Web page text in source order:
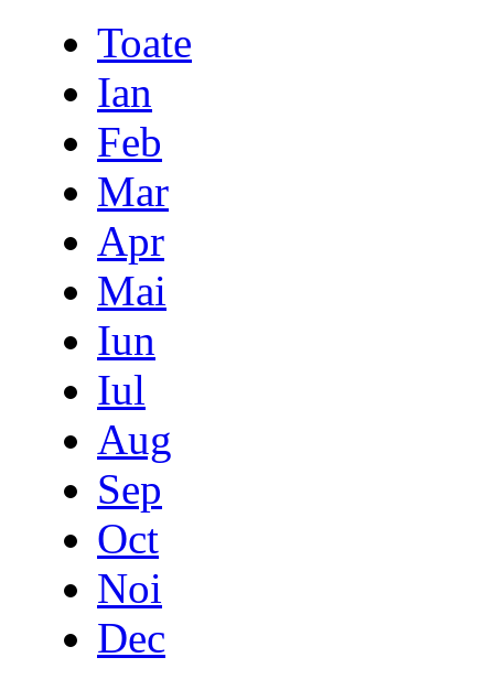
Toate
Ian
Feb
Mar
Apr
Mai
Iun
Iul
Aug
Sep
Oct
Noi
Dec